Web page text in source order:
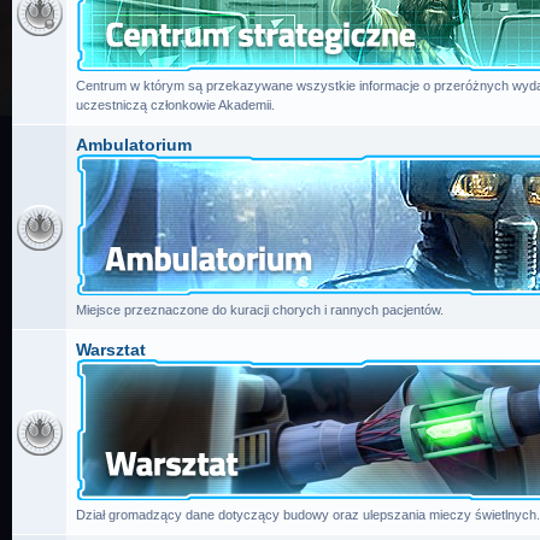
Centrum w którym są przekazywane wszystkie informacje o przeróżnych
uczestniczą członkowie Akademii.
Ambulatorium
Miejsce przeznaczone do kuracji chorych i rannych pacjentów.
Warsztat
Dział gromadzący dane dotyczący budowy oraz ulepszania mieczy świetlnych.